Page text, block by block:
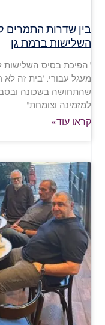
בין שדרות
השלישות ברמת גן
"הפיכת בסיס השלישות
מעגל עבורי. 'בית זה לא
שהתחושה בשכונה
למזמינה וצומחת"
קראו עוד»